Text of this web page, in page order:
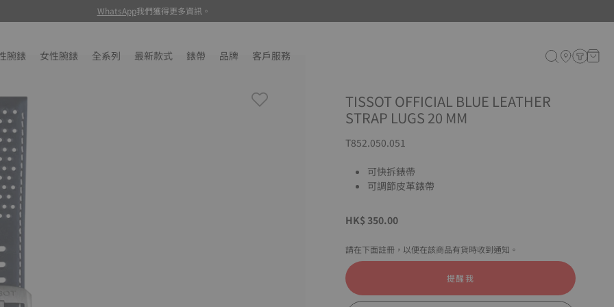
WhatsApp我們獲得更多資訊。
腕錶 女性腕錶 全系列 最新款式 錶帶 品牌 客戶服務
TISSOT OFFICIAL BLUE LEATHER
STRAP LUGS 20 MM
T852.050.051
可快拆錶帶
可調節皮革錶帶
HK$ 350.00
請在下面註冊，以便在該商品有貨時收到通知。
提醒我